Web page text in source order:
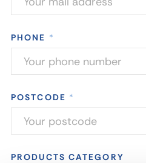
PHONE *
POSTCODE *
PRODUCTS CATEGORY